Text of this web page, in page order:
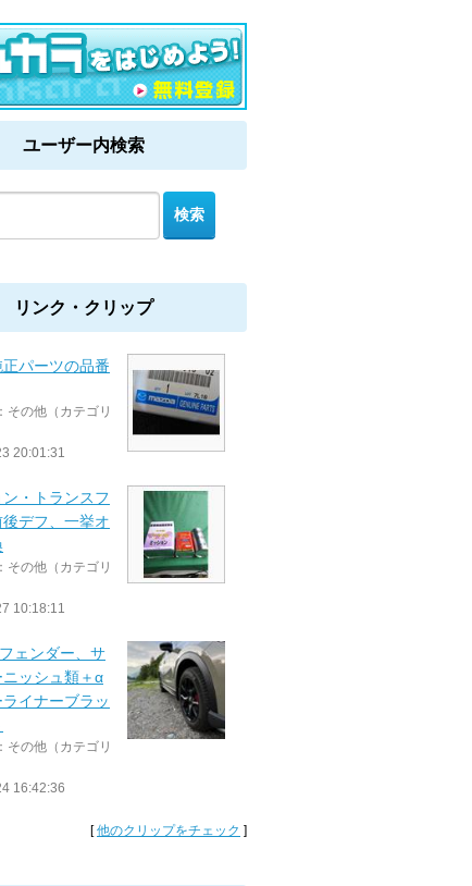
ユーザー内検索
リンク・クリップ
パーツの品番
その他（カテゴリ
20:01:31
ン・トランスフ
後デフ、一挙オ
その他（カテゴリ
10:18:11
ェンダー、サ
ニッシュ類＋α
イナーブラッ
その他（カテゴリ
16:42:36
[他のクリップをチェック ]